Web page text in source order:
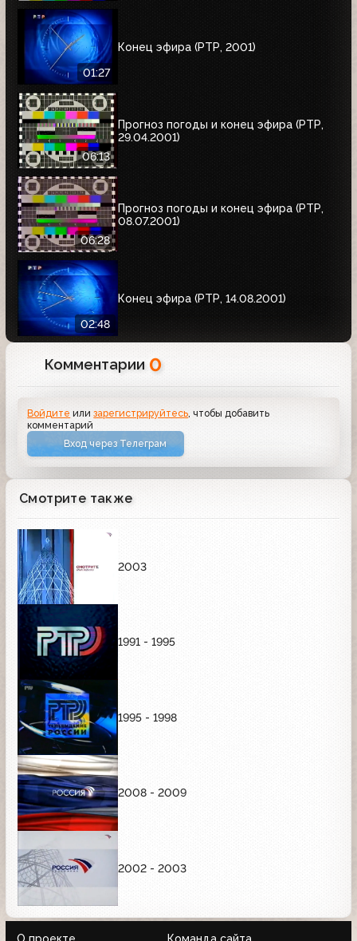
01:27
Конец эфира (РТР, 2001)
06:13
Прогноз погоды и конец эфира (РТР,
29.04.2001)
06:28
Прогноз погоды и конец эфира (РТР,
08.07.2001)
02:48
Конец эфира (РТР, 14.08.2001)
Комментарии 0
Войдите илизарегистрируйтесь, чтобы добавить
комментарий
Вход через Телеграм
Смотрите также
2003
1991 - 1995
1995 - 1998
2008 - 2009
2002 - 2003
О проекте Команда сайта